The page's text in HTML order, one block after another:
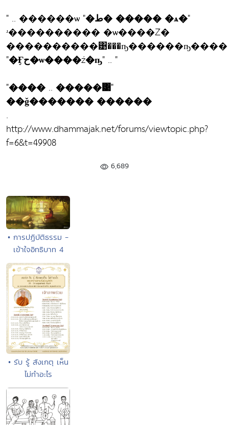
" .. ������ѡ
"�ط� ����� �ѧ�"
ʴ���������� �ѡ����Ź�
����������͹���ҧ������ҧ����
"�Ӻح�ѡ����ź�ҧ" .. "
"���� .. �����͹"
��ǧ������� ������
.
http://www.dhammajak.net/forums/viewtopic.php?
f=6&t=49908
6,689
• การปฏิบัติธรรม -
เข้าใจอิทธิบาท 4
• รับ รู้ สังเกตุ เห็น
ไม่ทำอะไร